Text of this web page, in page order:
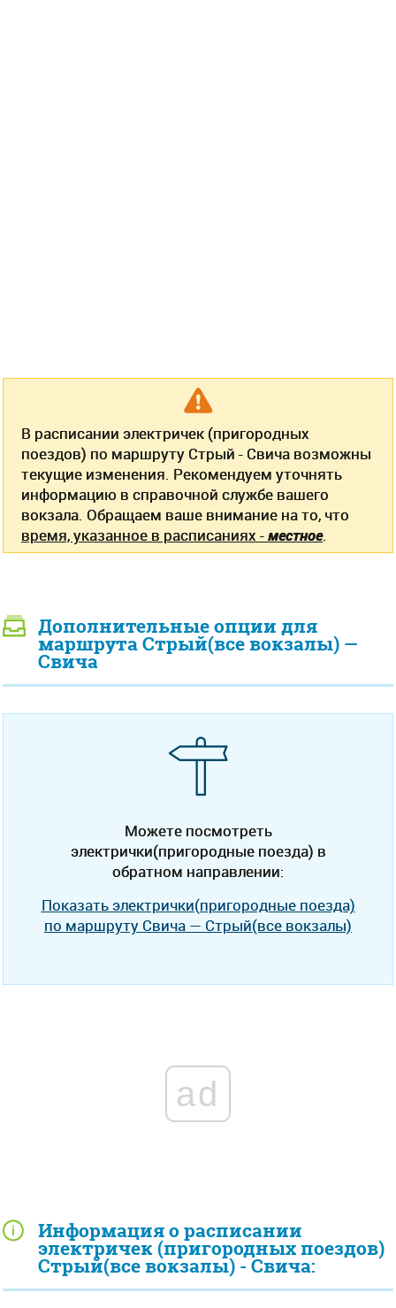
Информация о расписании
электричек (пригородных поездов)
Стрый(все вокзалы) - Свича:
В расписании электричек (пригородных
поездов) по маршруту Стрый - Свича возможны
текущие изменения. Рекомендуем уточнять
информацию в справочной службе вашего
вокзала. Обращаем ваше внимание на то, что
время, указанное в расписаниях -местное.
Дополнительные опции для
маршрута Стрый(все вокзалы) —
Свича
Можете посмотреть
электрички(пригородные поезда) в
обратном направлении:
Показать электрички(пригородные поезда)
по маршруту Свича — Стрый(все вокзалы)
ad